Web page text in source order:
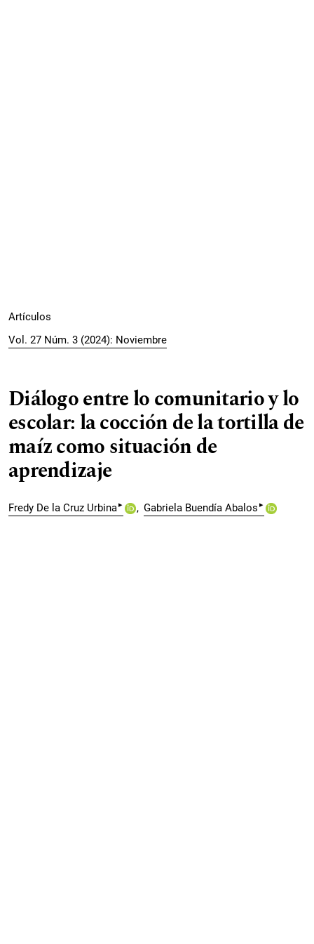
Artículos
Vol. 27 Núm. 3 (2024): Noviembre
Diálogo entre lo comunitario y lo
escolar: la cocción de la tortilla de
maíz como situación de
aprendizaje
Fredy De la Cruz Urbina▸ Gabriela Buendía Abalos ▸